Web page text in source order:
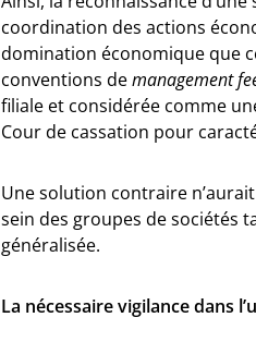
coordination des actions
domination économique que
conventions demanagement
filiale et considérée comme
Cour de cassation pour
Une solution contraire
sein des groupes de sociétés
généralisée.
La nécessaire vigilance dans